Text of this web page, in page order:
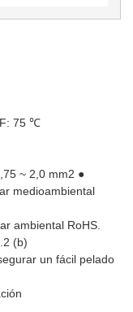
75 ℃
~ 2,0 mm2 ●
medioambiental
ambiental RoHS.
(b)
un fácil pelado